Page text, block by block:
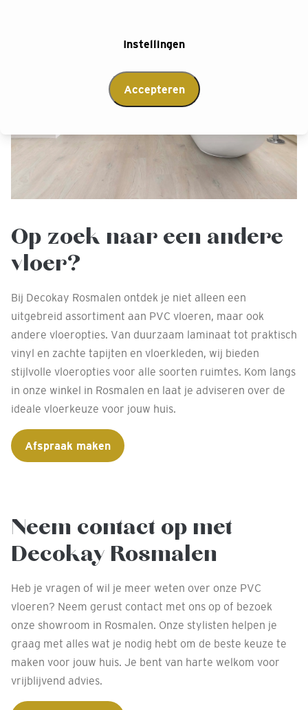
Op zoek naar een andere
vloer?
Bij Decokay Rosmalen ontdek je niet alleen een
uitgebreid assortiment aan PVC vloeren, maar ook
andere vloeropties. Van duurzaam laminaat tot praktisch
vinyl en zachte tapijten en vloerkleden, wij bieden
stijlvolle vloeropties voor alle soorten ruimtes. Kom langs
in onze winkel in Rosmalen en laat je adviseren over de
ideale vloerkeuze voor jouw huis.
Afspraak maken
Neem contact op met
Decokay Rosmalen
Heb je vragen of wil je meer weten over onze PVC
vloeren? Neem gerust contact met ons op of bezoek
onze showroom in Rosmalen. Onze stylisten helpen je
graag met alles wat je nodig hebt om de beste keuze te
maken voor jouw huis. Je bent van harte welkom voor
vrijblijvend advies.
Instellingen
Accepteren